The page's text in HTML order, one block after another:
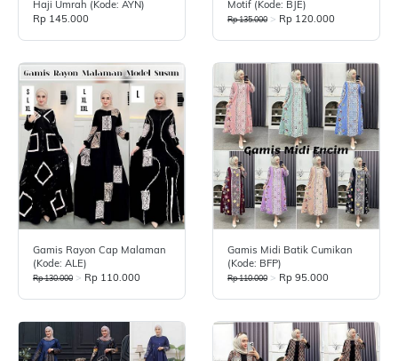
Haji Umrah (Kode: AYN)
Rp 145.000
Motif (kode: BJE)
Rp 135.000 > Rp 120.000
Gamis Rayon Cap Malaman
(Kode: ALE)
Rp 130.000 > Rp 110.000
Gamis Midi Batik Cumikan
(Kode: BFP)
Rp 110.000 > Rp 95.000